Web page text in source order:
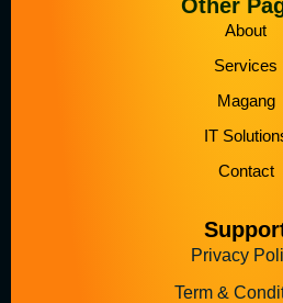
Other
About
Services
Magang
IT
Contact
Privacy
Term &